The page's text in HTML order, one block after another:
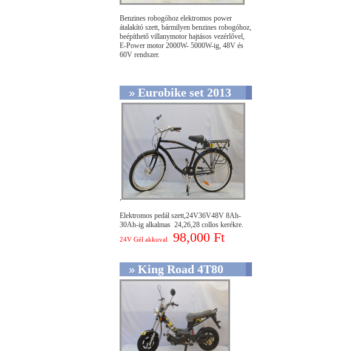
Benzines robogóhoz elektromos power
átalakító szett, bármilyen benzines robogóhoz,
beépíthető villanymotor hajtásos vezérlővel,
E-Power motor 2000W- 5000W-ig, 48V és
60V rendszer.
Eurobike set 2013
,
Elektromos pedál szett,24V36V48V 8Ah-
30Ah-ig alkalmas 24,26,28 collos kerékre.
24V Gél akkuval 98,000 Ft
King Road 4T80